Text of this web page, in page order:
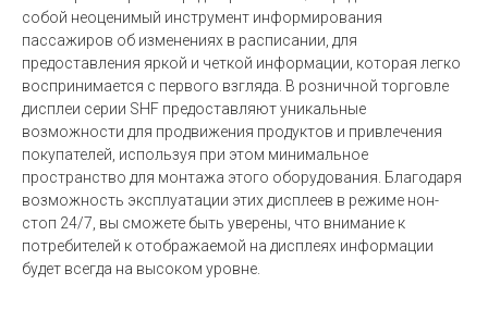
собой неоценимый инструмент информирования
пассажиров об изменениях в расписании, для
предоставления яркой и четкой информации, которая легко
воспринимается с первого взгляда. В розничной торговле
дисплеи серии SHF предоставляют уникальные
возможности для продвижения продуктов и привлечения
покупателей, используя при этом минимальное
пространство для монтажа этого оборудования. Благодаря
возможность эксплуатации этих дисплеев в режиме нон-
стоп 24/7, вы сможете быть уверены, что внимание к
потребителей к отображаемой на дисплеях информации
будет всегда на высоком уровне.